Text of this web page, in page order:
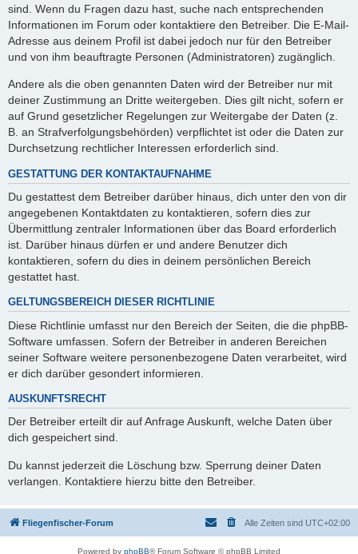
sind. Wenn du Fragen dazu hast, suche nach entsprechenden
Informationen im Forum oder kontaktiere den Betreiber. Die E-Mail-
Adresse aus deinem Profil ist dabei jedoch nur für den Betreiber
und von ihm beauftragte Personen (Administratoren) zugänglich.
Andere als die oben genannten Daten wird der Betreiber nur mit
deiner Zustimmung an Dritte weitergeben. Dies gilt nicht, sofern er
auf Grund gesetzlicher Regelungen zur Weitergabe der Daten (z.
B. an Strafverfolgungsbehörden) verpflichtet ist oder die Daten zur
Durchsetzung rechtlicher Interessen erforderlich sind.
GESTATTUNG DER KONTAKTAUFNAHME
Du gestattest dem Betreiber darüber hinaus, dich unter den von dir
angegebenen Kontaktdaten zu kontaktieren, sofern dies zur
Übermittlung zentraler Informationen über das Board erforderlich
ist. Darüber hinaus dürfen er und andere Benutzer dich
kontaktieren, sofern du dies in deinem persönlichen Bereich
gestattet hast.
GELTUNGSBEREICH DIESER RICHTLINIE
Diese Richtlinie umfasst nur den Bereich der Seiten, die die phpBB-
Software umfassen. Sofern der Betreiber in anderen Bereichen
seiner Software weitere personenbezogene Daten verarbeitet, wird
er dich darüber gesondert informieren.
AUSKUNFTSRECHT
Der Betreiber erteilt dir auf Anfrage Auskunft, welche Daten über
dich gespeichert sind.
Du kannst jederzeit die Löschung bzw. Sperrung deiner Daten
verlangen. Kontaktiere hierzu bitte den Betreiber.
Fliegenfischer-Forum Alle Zeiten sind UTC+02:00
Powered by phpBB® Forum Software © phpBB Limited